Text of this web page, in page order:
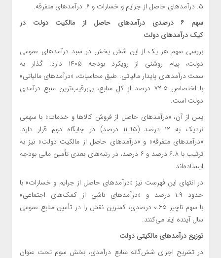
۵. درآمدهای حاصل از جرایم و خسارات و ۶. درآمدهای متفرقه.
سهم ۶ درصدی درآمدهای حاصل از مالکیت دولت در
کیک درآمدهای دولت
بررسی سهم هر یک از این شش بخش در سبد درآمدهای عمومی
دولت، پیام روشنی از رویکرد بودجه
دارد: گذار به
سمت درآمدهای پایدار مالیاتی. طبق محاسبات، «درآمدهای مالیاتی»
با اختصاص ۷۲.۵ درصد از کل منابع، بی‌رقیب‌ترین منبع درآمدی
دولت است.
پس از آن، «درآمدهای حاصل از فروش کالاها و خدمات» با سهمی
نزدیک به ۱۲ درصد (۱۱.۹۵ درصد) در جایگاه دوم قرار دارد.
«درآمدهای متفرقه» و «درآمدهای حاصل از مالکیت دولت» نیز به
ترتیب با ۶.۸ درصد و ۶ درصد، در رتبه‌های بعدی تأمین مالی بودجه
ایستاده‌اند.
در انتهای این فهرست نیز «درآمدهای حاصل از جرایم و خسارات» با
حدود ۱.۹ درصد و «درآمدهای ناشی از کمک‌های اجتماعی»
با سهم ناچیز ۰.۶۵ درصدی، کمترین نقش را در تأمین منابع عمومی
سال آینده ایفا می‌کنند.
توزیع درآمدهای مالکیتی دولت
در تشریح اجزای شش‌گانه منابع درآمدی، بخش سوم تحت عنوان